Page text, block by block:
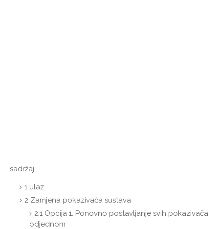
sadržaj
1 ulaz
2 Zamjena pokazivača sustava
2.1 Opcija 1. Ponovno postavljanje svih pokazivača
odjednom